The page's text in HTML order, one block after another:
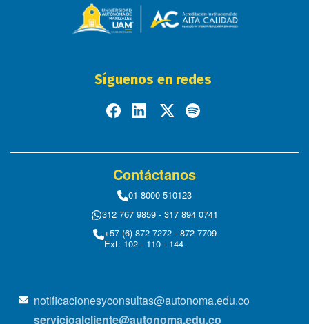
Síguenos en redes
Contáctanos
01-8000-510123
312 767 9859 - 317 894 0741
+57 (6) 872 7272 - 872 7709
Ext: 102 - 110 - 144
notificacionesyconsultas@autonoma.edu.co
servicioalcliente@autonoma.edu.co